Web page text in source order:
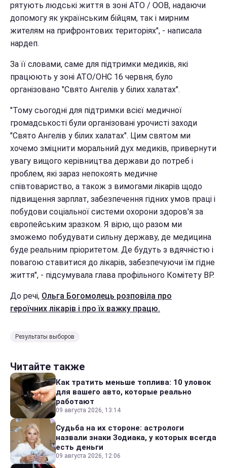
рятують людські життя в зоні АТО / ООВ, надаючи
допомогу як українським бійцям, так і мирним
жителям на прифронтових територіях", - написала
нардеп.
За її словами, саме для підтримки медиків, які
працюють у зоні АТО/ОНС 16 червня, було
організовано "Свято Ангелів у білих халатах".
"Тому сьогодні для підтримки всієї медичної
громадськості були організовані урочисті заходи
"Свято Ангелів у білих халатах". Цим святом ми
хочемо зміцнити моральний дух медиків, привернути
увагу вищого керівництва держави до потреб і
проблем, які зараз непокоять медичне
співтовариство, а також з вимогами лікарів щодо
підвищення зарплат, забезпечення гідних умов праці і
побудови соціальної системи охорони здоров'я за
європейським зразком. Я вірю, що разом ми
зможемо побудувати сильну державу, де медицина
буде реальним пріоритетом. Де будуть з вдячністю і
повагою ставитися до лікарів, забезпечуючи їм гідне
життя", - підсумувала глава профільного Комітету ВР.
До речі, Ольга Богомолець розповіла про
героїчних лікарів і про їх важку працю.
Результаты выборов
Читайте также
Как тратить меньше топлива: 10 уловок
для вашего авто, которые реально
работают
09 августа 2026, 13:14
Судьба на их стороне: астрологи
назвали знаки Зодиака, у которых всегда
есть деньги
09 августа 2026, 12:06